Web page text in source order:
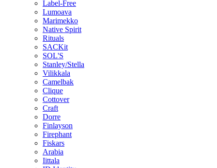
Label-Free
Lumoava
Marimekko
Native Spirit
Rituals
SACKit
SOL'S
Stanley/Stella
Vilikkala
Camelbak
Clique
Cottover
Craft
Dorre
Finlayson
Firephant
Fiskars
Arabia
Iittala